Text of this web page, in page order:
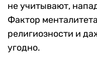
не учитывают,
Фактор
религиозности и
угодно.